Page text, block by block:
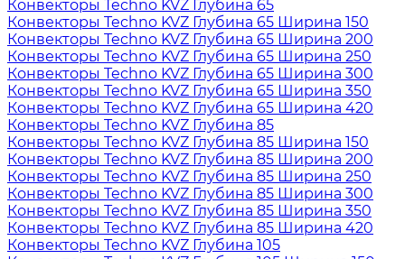
Конвекторы Techno KVZ Глубина 65
Конвекторы Techno KVZ Глубина 65 Ширина 150
Конвекторы Techno KVZ Глубина 65 Ширина 200
Конвекторы Techno KVZ Глубина 65 Ширина 250
Конвекторы Techno KVZ Глубина 65 Ширина 300
Конвекторы Techno KVZ Глубина 65 Ширина 350
Конвекторы Techno KVZ Глубина 65 Ширина 420
Конвекторы Techno KVZ Глубина 85
Конвекторы Techno KVZ Глубина 85 Ширина 150
Конвекторы Techno KVZ Глубина 85 Ширина 200
Конвекторы Techno KVZ Глубина 85 Ширина 250
Конвекторы Techno KVZ Глубина 85 Ширина 300
Конвекторы Techno KVZ Глубина 85 Ширина 350
Конвекторы Techno KVZ Глубина 85 Ширина 420
Конвекторы Techno KVZ Глубина 105